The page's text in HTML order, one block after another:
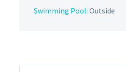
Swimming Pool: Outside